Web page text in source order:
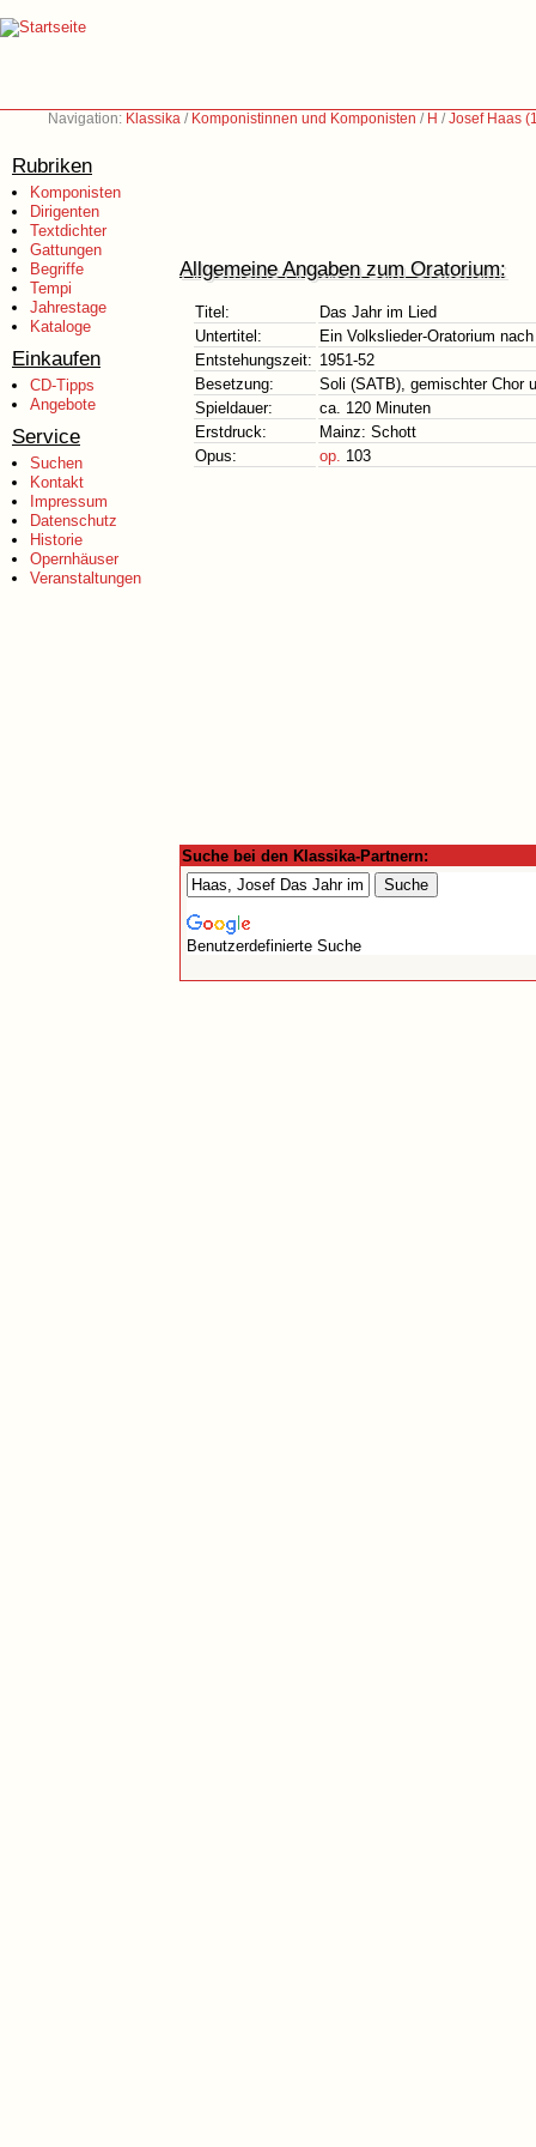
Navigation: Klassika / Komponistinnen und Komponisten / H /Josef Haas
Rubriken
Komponisten
Dirigenten
Textdichter
Gattungen
Begriffe
Tempi
Jahrestage
Kataloge
Einkaufen
CD-Tipps
Angebote
Service
Suchen
Kontakt
Impressum
Datenschutz
Historie
Opernhäuser
Veranstaltungen
Allgemeine Angaben zum Oratorium:
Titel:
Das Jahr im Lied
Untertitel:
Ein Volkslieder-Oratorium
Entstehungszeit: 1951-52
Besetzung:
Soli (SATB), gemischter Chor
Spieldauer:
ca. 120 Minuten
Erstdruck:
Mainz: Schott
Opus:
op. 103
Suche bei den Klassika-Partnern:
Benutzerdefinierte Suche